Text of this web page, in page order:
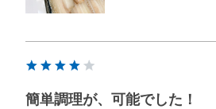
簡単調理が、可能でした！